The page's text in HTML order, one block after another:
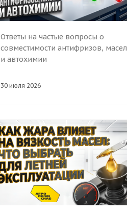
Ответы на частые вопросы о
совместимости антифризов, масел
и автохимии
30 июля 2026